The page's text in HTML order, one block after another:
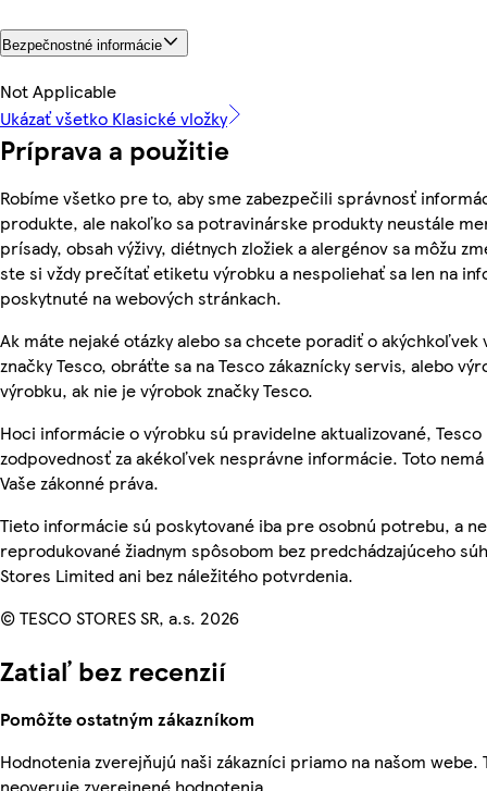
Bezpečnostné informácie
Not Applicable
Ukázať všetko Klasické vložky
Príprava a použitie
Robíme všetko pre to, aby sme zabezpečili správnosť
produkte, ale nakoľko sa potravinárske produkty neustále
prísady, obsah výživy, diétnych zložiek a alergénov sa môžu
ste si vždy prečítať etiketu výrobku a nespoliehať sa len na
poskytnuté na webových stránkach.
Ak máte nejaké otázky alebo sa chcete poradiť o akýchkoľvek
značky Tesco, obráťte sa na Tesco zákaznícky servis, alebo
výrobku, ak nie je výrobok značky Tesco.
Hoci informácie o výrobku sú pravidelne aktualizované, Tesco
zodpovednosť za akékoľvek nesprávne informácie. Toto
Vaše zákonné práva.
Tieto informácie sú poskytované iba pre osobnú potrebu, a
reprodukované žiadnym spôsobom bez predchádzajúceho
Stores Limited ani bez náležitého potvrdenia.
© TESCO STORES SR, a.s. 2026
Zatiaľ bez recenzií
Pomôžte ostatným zákazníkom
Hodnotenia zverejňujú naši zákazníci priamo na našom webe.